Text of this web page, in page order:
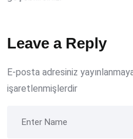
Leave a Reply
E-posta adresiniz
işaretlenmişlerdir